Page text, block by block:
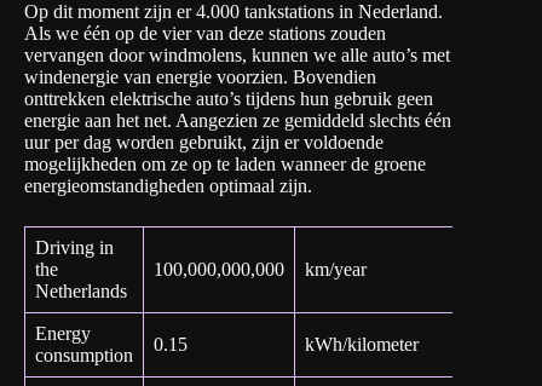
Op dit moment zijn er 4.000 tankstations in Nederland.
Als we één op de vier van deze stations zouden
vervangen door windmolens, kunnen we alle auto’s met
windenergie van energie voorzien. Bovendien
onttrekken elektrische auto’s tijdens hun gebruik geen
energie aan het net. Aangezien ze gemiddeld slechts één
uur per dag worden gebruikt, zijn er voldoende
mogelijkheden om ze op te laden wanneer de groene
energieomstandigheden optimaal zijn.
Driving in
the
Netherlands
100,000,000,000 km/year
Energy
consumption
0.15 kWh/kilometer